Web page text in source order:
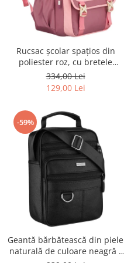
Rucsac școlar spațios din
poliester roz, cu bretele
reglabile - Peterson PTR-PTN
8610-1327 PINK
334,00 Lei
129,00 Lei
-59%
Geantă bărbătească din piele
naturală de culoare neagră -